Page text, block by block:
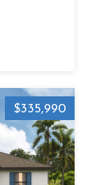
$335,990